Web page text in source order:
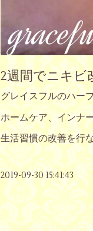
2週間でニキビ
グレイスフルのハー
ホームケア、インナ
生活習慣の改善を行
2019-09-30 15:41:43